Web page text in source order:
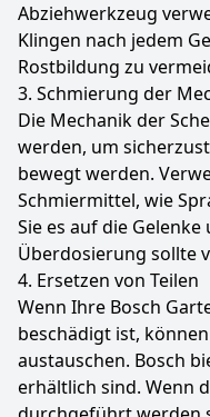
Abziehwerkzeug
Klingen nach jedem
Rostbildung zu
3. Schmierung der
Die Mechanik der
werden, um
bewegt werden.
Schmiermittel, wie
Sie es auf die
Überdosierung sollte
4. Ersetzen von Teilen
Wenn Ihre Bosch
beschädigt ist,
austauschen. Bosch
erhältlich sind. Wenn